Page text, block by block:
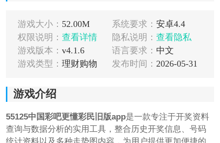
游戏大小： 52.00M 系统要求： 安卓4.4
权限说明： 查看详情 隐私说明： 查看隐私
游戏版本： v4.1.6 语言要求： 中文
游戏类型： 理财购物 发布时间： 2026-05-31
游戏介绍
55125中国彩吧更懂彩民旧版app是一款专注于开奖资料
查询与数据分析的实用工具，整合历史开奖信息、号码